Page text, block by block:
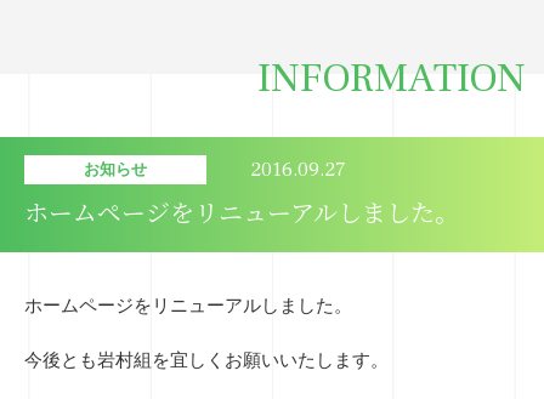
INFORMATION
お知らせ 2016.09.27
ホームページをリニューアルしました。
ホームページをリニューアルしました。
今後とも岩村組を宜しくお願いいたします。